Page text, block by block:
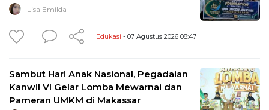
Lisa Emilda
Edukasi - 07 Agustus 2026 08:47
Sambut Hari Anak Nasional, Pegadaian
Kanwil VI Gelar Lomba Mewarnai dan
Pameran UMKM di Makassar